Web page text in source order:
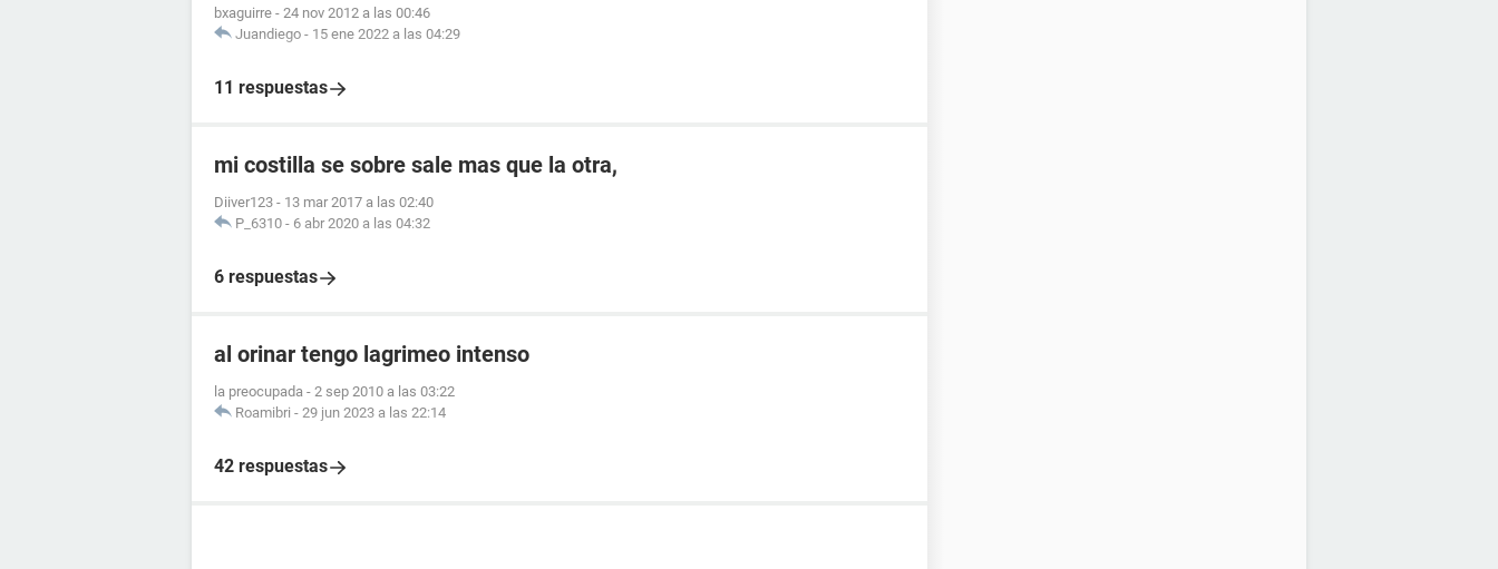
bxaguirre - 24 nov 2012 a las 00:46
Juandiego - 15 ene 2022 a las 04:29
11 respuestas
mi costilla se sobre sale mas que la otra,
Diiver123 - 13 mar 2017 a las 02:40
P_6310 - 6 abr 2020 a las 04:32
6 respuestas
al orinar tengo lagrimeo intenso
la preocupada - 2 sep 2010 a las 03:22
Roamibri - 29 jun 2023 a las 22:14
42 respuestas